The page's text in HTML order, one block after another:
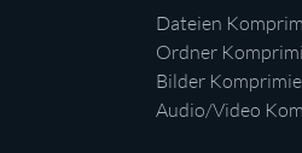
Dateien
Ordner
Bilder
Audio/Video